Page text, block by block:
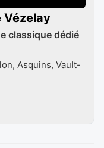
Vézelay
classique dédié
Asquins, Vault-